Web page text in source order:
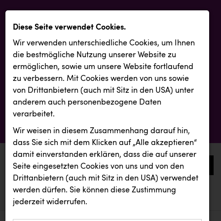
0
aktuelle aussendungen
aktuelle aussendungen
Diese Seite verwendet Cookies.
Wir verwenden unterschiedliche Cookies, um Ihnen
die best­mögliche Nutzung unserer Website zu
ermöglichen, sowie um unsere Website fortlaufend
zu verbessern. Mit Cookies werden von uns sowie
von Drittanbietern (auch mit Sitz in den USA) unter
anderem auch personenbezogene Daten
verarbeitet.
Wir weisen in diesem Zusammenhang darauf hin,
dass Sie sich mit dem Klicken auf „Alle akzeptieren“
damit ein­ver­standen erklären, dass die auf unserer
Seite eingesetzten Cookies von uns und von den
Drittanbietern (auch mit Sitz in den USA) verwendet
werden dürfen. Sie können diese Zustimmung
jederzeit widerrufen.